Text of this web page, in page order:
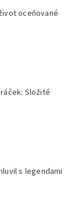
oceňované
Složité
s legendami